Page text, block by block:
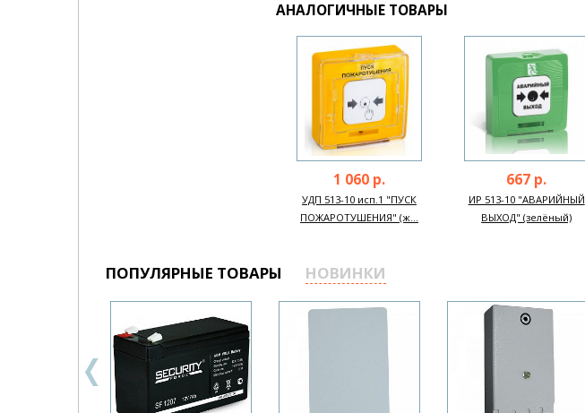
АНАЛОГИЧНЫЕ ТОВАРЫ
1 060 р.
УДП 513-10 исп.1 "ПУСК
ПОЖАРОТУШЕНИЯ" (ж...
667 р.
ИР 513-10 "АВАРИЙНЫЙ
ВЫХОД" (зелёный)
ПОПУЛЯРНЫЕ ТОВАРЫ НОВИНКИ